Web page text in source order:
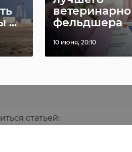
...
фельдшера
10 июня, 20:10
районе
и женщину
осудили за
мошенн ...
создано при
Ковальчук
статьей: